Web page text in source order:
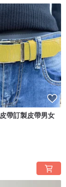
帶訂製皮帶男女